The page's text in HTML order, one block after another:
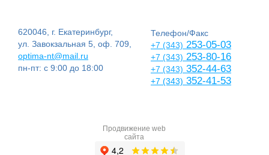
620046, г. Екатеринбург,
ул. Завокзальная 5, оф. 709,
optima-nt@mail.ru
пн-пт: с 9:00 до 18:00
Телефон/Факс
+7 (343) 253-05-03
+7 (343) 253-80-16
+7 (343) 352-44-63
+7 (343) 352-41-53
Продвижение web
сайта